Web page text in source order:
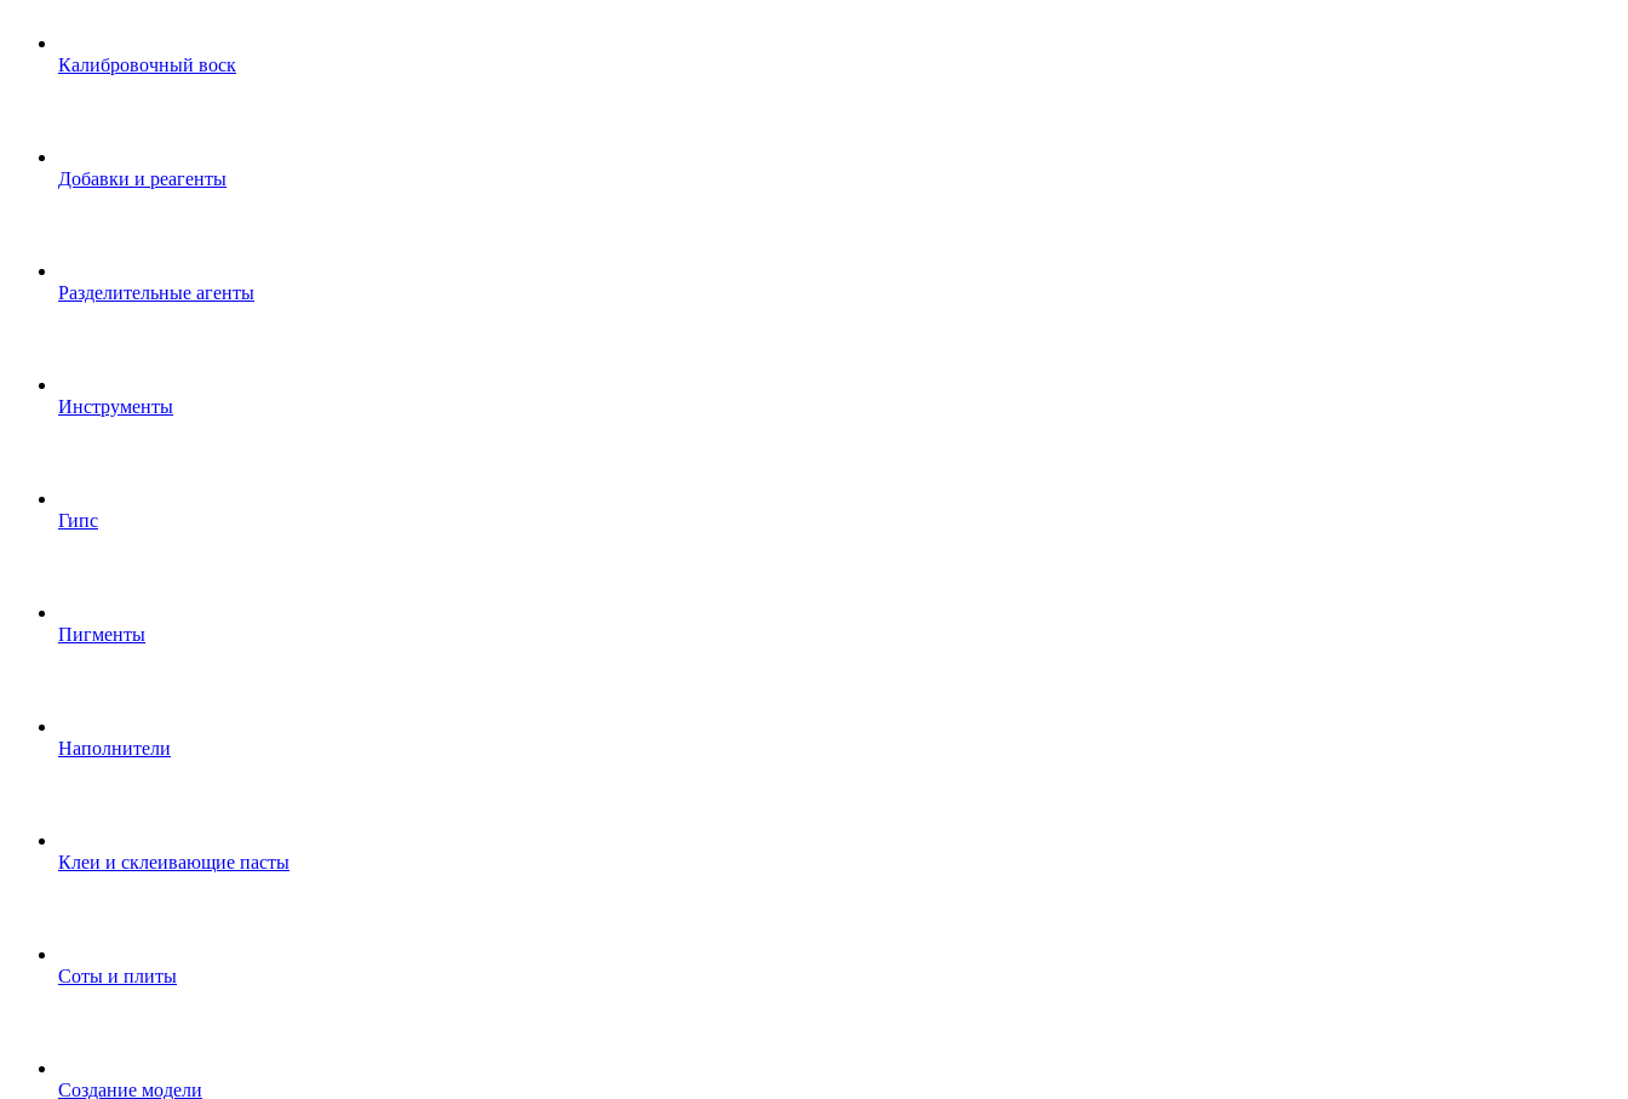
Калибровочный воск
Добавки и реагенты
Разделительные агенты
Инструменты
Гипс
Пигменты
Наполнители
Клеи и склеивающие пасты
Соты и плиты
Создание модели